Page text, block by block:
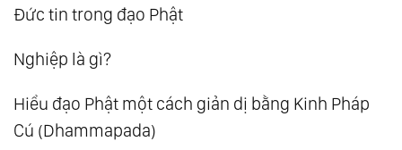
Đức tin trong đạo Phật
Nghiệp là gì?
Hiểu đạo Phật một cách giản dị bằng Kinh Pháp
Cú (Dhammapada)